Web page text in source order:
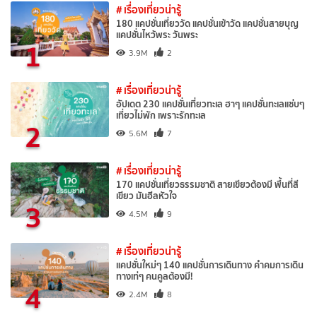
1
# เรื่องเที่ยวน่ารู้
180 แคปชั่นเที่ยววัด แคปชั่นเข้าวัด แคปชั่นสายบุญ
แคปชั่นไหว้พระ วันพระ
3.9M 2
2
# เรื่องเที่ยวน่ารู้
อัปเดต 230 แคปชั่นเที่ยวทะเล ฮาๆ แคปชั่นทะเลแซ่บๆ
เที่ยวไม่พัก เพราะรักทะเล
5.6M 7
3
# เรื่องเที่ยวน่ารู้
170 แคปชั่นเที่ยวธรรมชาติ สายเขียวต้องมี พื้นที่สี
เขียว มันฮีลหัวใจ
4.5M 9
4
# เรื่องเที่ยวน่ารู้
แคปชั่นใหม่ๆ 140 แคปชั่นการเดินทาง คำคมการเดิน
ทางเท่ๆ คนคูลต้องมี!
2.4M 8